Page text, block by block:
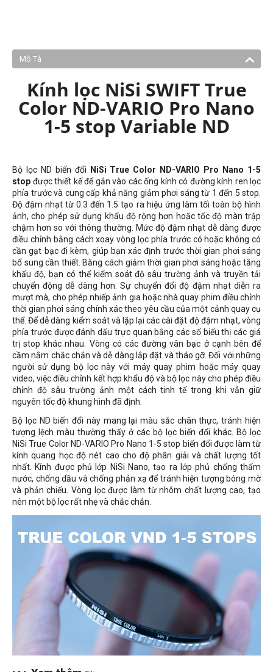
Mô Tả
Kính lọc NiSi SWIFT True
Color ND-VARIO Pro Nano
1-5 stop Variable ND
Bộ lọc ND biến đổi
NiSi True Color ND-VARIO Pro Nano 1-5
stop được thiết kế để gắn vào các ống kính có đường kính ren lọc
phía trước và cung cấp khả năng giảm phơi sáng từ 1 đến 5 stop.
Độ đậm nhạt từ 0.3 đến 1.5 tạo ra hiệu ứng làm tối toàn bộ hình
ảnh, cho phép sử dụng khẩu độ rộng hơn hoặc tốc độ màn trập
chậm hơn so với thông thường. Mức độ đậm nhạt dễ dàng được
điều chỉnh bằng cách xoay vòng lọc phía trước có hoặc không có
cần gạt bạc đi kèm, giúp bạn xác định trước thời gian phơi sáng
bổ sung cần thiết. Bằng cách giảm thời gian phơi sáng hoặc tăng
khẩu độ, bạn có thể kiểm soát độ sâu trường ảnh và truyền tải
chuyển động dễ dàng hơn. Sự chuyển đổi độ đậm nhạt diễn ra
mượt mà, cho phép nhiếp ảnh gia hoặc nhà quay phim điều chỉnh
thời gian phơi sáng chính xác theo yêu cầu của một cảnh quay cụ
thể. Để dễ dàng kiểm soát và lặp lại các cài đặt độ đậm nhạt, vòng
phía trước được đánh dấu trực quan bằng các số biểu thị các giá
trị stop khác nhau. Vòng có các đường vân bạc ở cạnh bên để
cầm nắm chắc chắn và dễ dàng lắp đặt và tháo gỡ. Đối với những
người sử dụng bộ lọc này với máy quay phim hoặc máy quay
video, việc điều chỉnh kết hợp khẩu độ và bộ lọc này cho phép điều
chỉnh độ sâu trường ảnh một cách tinh tế trong khi vẫn giữ
nguyên tốc độ khung hình đã định.
Bộ lọc ND biến đổi này mang lại màu sắc chân thực, tránh hiện
tượng lệch màu thường thấy ở các bộ lọc biến đổi khác. Bộ lọc
NiSi True Color ND-VARIO Pro Nano 1-5 stop biến đổi được làm từ
kính quang học độ nét cao cho độ phân giải và chất lượng tốt
nhất. Kính được phủ lớp NiSi Nano, tạo ra lớp phủ chống thấm
nước, chống dầu và chống phản xạ để tránh hiện tượng bóng mờ
và phản chiếu. Vòng lọc được làm từ nhôm chất lượng cao, tạo
nên một bộ lọc rất nhẹ và chắc chắn.